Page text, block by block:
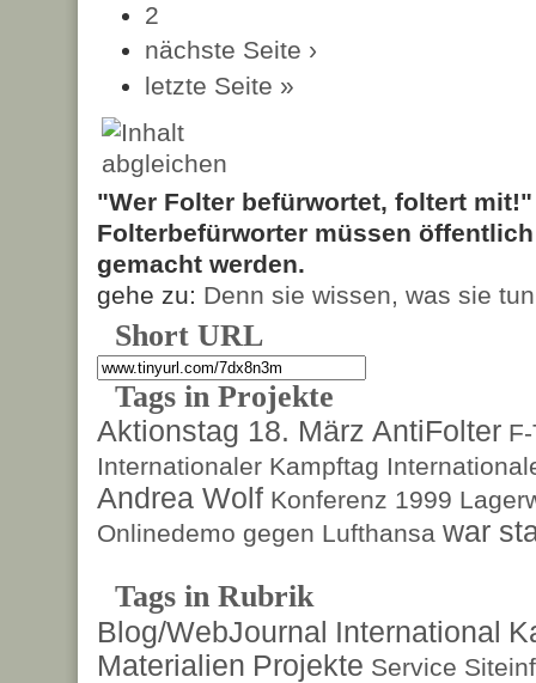
2
nächste Seite ›
letzte Seite »
"Wer Folter befürwortet, foltert
Folterbefürworter müssen
gemacht werden.
gehe zu: Denn sie wissen, was sie tun
Short URL
Tags in Projekte
Aktionstag 18. März AntiFolter
Internationaler Kampftag
Andrea Wolf Konferenz 1999
Onlinedemo gegen Lufthansa war
Tags in Rubrik
Blog/WebJournal International
Materialien Projekte Service